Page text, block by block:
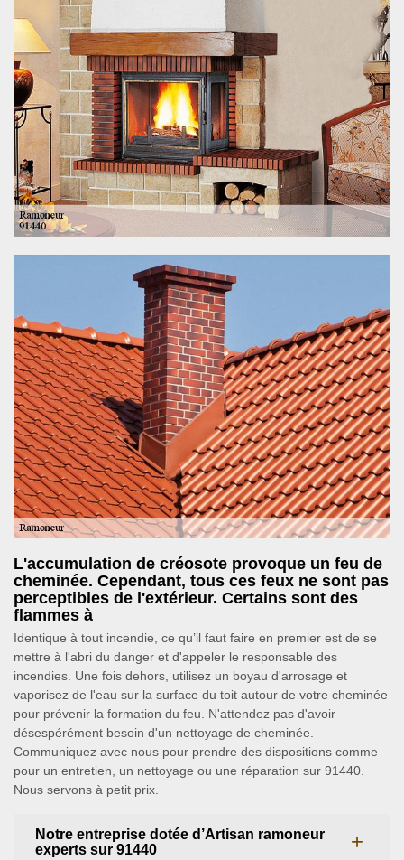
L'accumulation de créosote provoque un feu de
cheminée. Cependant, tous ces feux ne sont pas
perceptibles de l'extérieur. Certains sont des
flammes à
Identique à tout incendie, ce qu’il faut faire en premier est de se
mettre à l'abri du danger et d'appeler le responsable des
incendies. Une fois dehors, utilisez un boyau d'arrosage et
vaporisez de l'eau sur la surface du toit autour de votre cheminée
pour prévenir la formation du feu. N'attendez pas d'avoir
désespérément besoin d'un nettoyage de cheminée.
Communiquez avec nous pour prendre des dispositions comme
pour un entretien, un nettoyage ou une réparation sur 91440.
Nous servons à petit prix.
Notre entreprise dotée d’Artisan ramoneur
experts sur 91440